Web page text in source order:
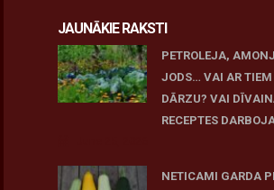
JAUNĀKIE RAKSTI
PETROLEJA,
JODS… VAI AR
DĀRZU? VAI
RECEPTES
NETICAMI GARDA